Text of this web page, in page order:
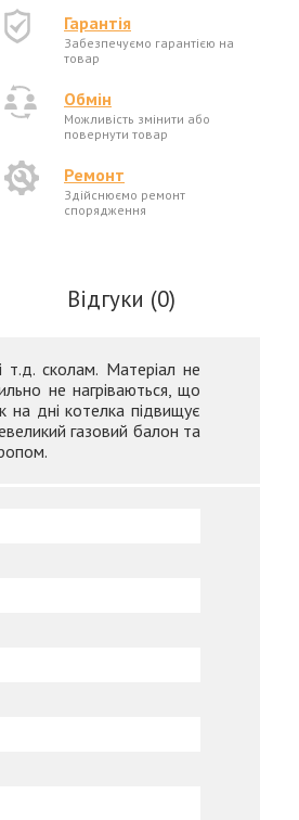
Гарантія
Забезпечуємо гарантією на
товар
Обмін
Можливість змінити або
повернути товар
Ремонт
Здійснюємо ремонт
спорядження
Відгуки (0)
т.д. сколам. Матеріал не
не нагріваються, що
на дні котелка підвищує
газовий балон та